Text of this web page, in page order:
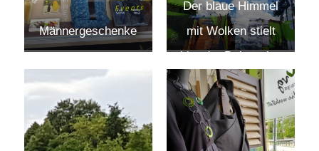
Männergeschenke
Der blaue Himmel
mit Wolken stielt
hier der Dekoration
die Schau